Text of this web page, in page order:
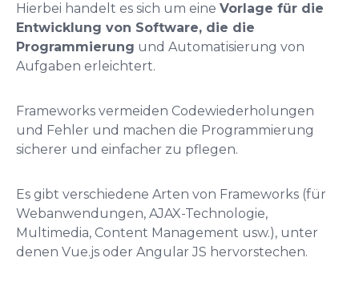
Hierbei handelt es sich um eine Vorlage für die
Entwicklung von Software, die die
Programmierung und Automatisierung von
Aufgaben erleichtert.
Frameworks vermeiden Codewiederholungen
und Fehler und machen die Programmierung
sicherer und einfacher zu pflegen.
Es gibt verschiedene Arten von Frameworks (für
Webanwendungen, AJAX-Technologie,
Multimedia, Content Management usw.), unter
denen Vue.js oder Angular JS hervorstechen.